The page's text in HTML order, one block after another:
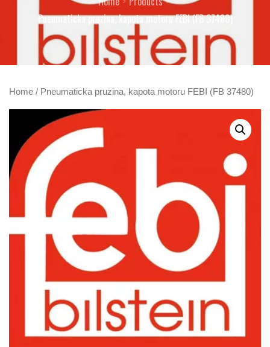
Pneumaticka pruzina, kapota motoru FEBI (FB 37480)
Home / Pneumaticka pruzina, kapota motoru FEBI (FB 37480)